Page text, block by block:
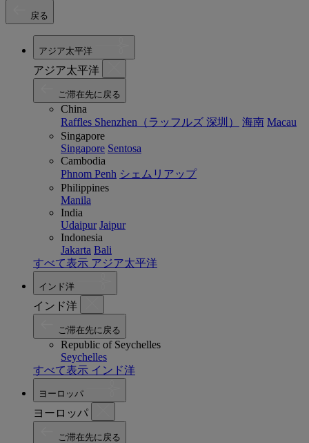
戻る
アジア太平洋
アジア太平洋
ご滞在先に戻る
China
Raffles Shenzhen（ラッフルズ 深圳）
海南 Macau
Singapore
Singapore Sentosa
Cambodia
Phnom Penh シェムリアップ
Philippines
Manila
India
Udaipur Jaipur
Indonesia
Jakarta Bali
すべて表示 アジア太平洋
インド洋
インド洋
ご滞在先に戻る
Republic of Seychelles
Seychelles
すべて表示 インド洋
ヨーロッパ
ヨーロッパ
ご滞在先に戻る